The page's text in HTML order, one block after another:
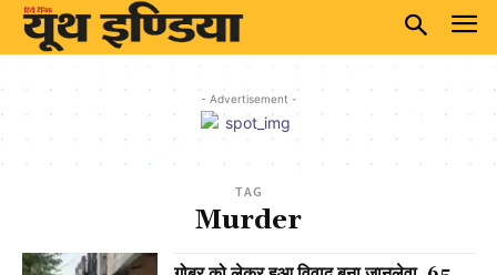
- Advertisement -
TAG
Murder